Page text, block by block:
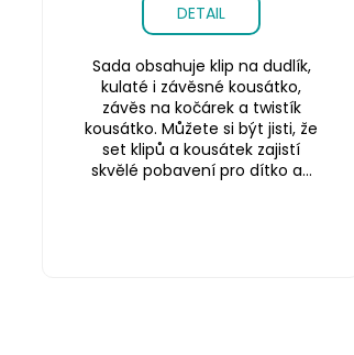
DETAIL
Sada obsahuje klip na dudlík,
kulaté i závěsné kousátko,
závěs na kočárek a twistík
kousátko. Můžete si být jisti, že
set klipů a kousátek zajistí
skvělé pobavení pro dítko a...